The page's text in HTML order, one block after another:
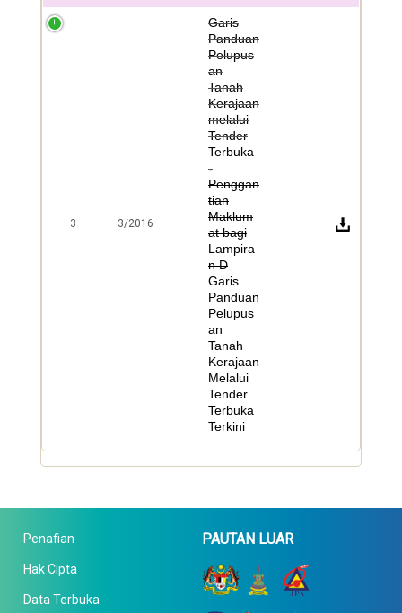
3 3/2016
Garis
Panduan
Pelupus
an
Tanah
Kerajaan
melalui
Tender
Terbuka
-
Penggan
tian
Maklum
at bagi
Lampira
n D
Garis
Panduan
Pelupus
an
Tanah
Kerajaan
Melalui
Tender
Terbuka
Terkini
Penafian
Hak Cipta
Data Terbuka
PAUTAN LUAR